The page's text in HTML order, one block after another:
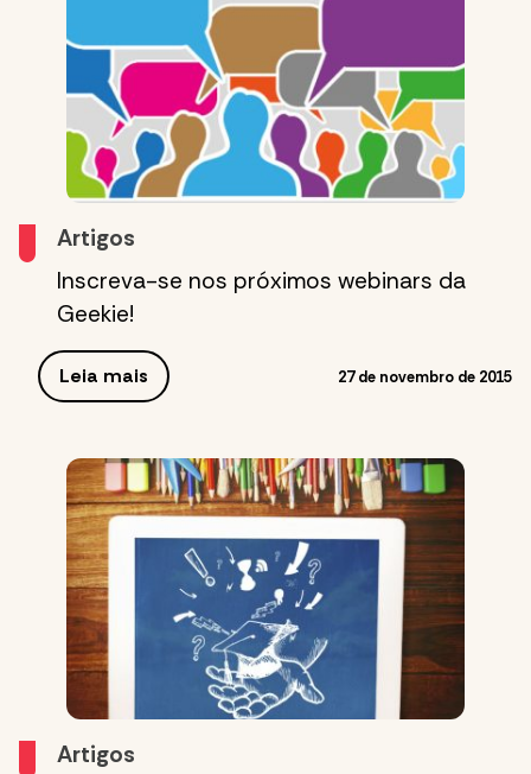
Artigos
Inscreva-se nos próximos webinars da
Geekie!
Leia mais 27 de novembro de 2015
Artigos